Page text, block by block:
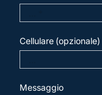
Cellulare (opzionale)
Messaggio